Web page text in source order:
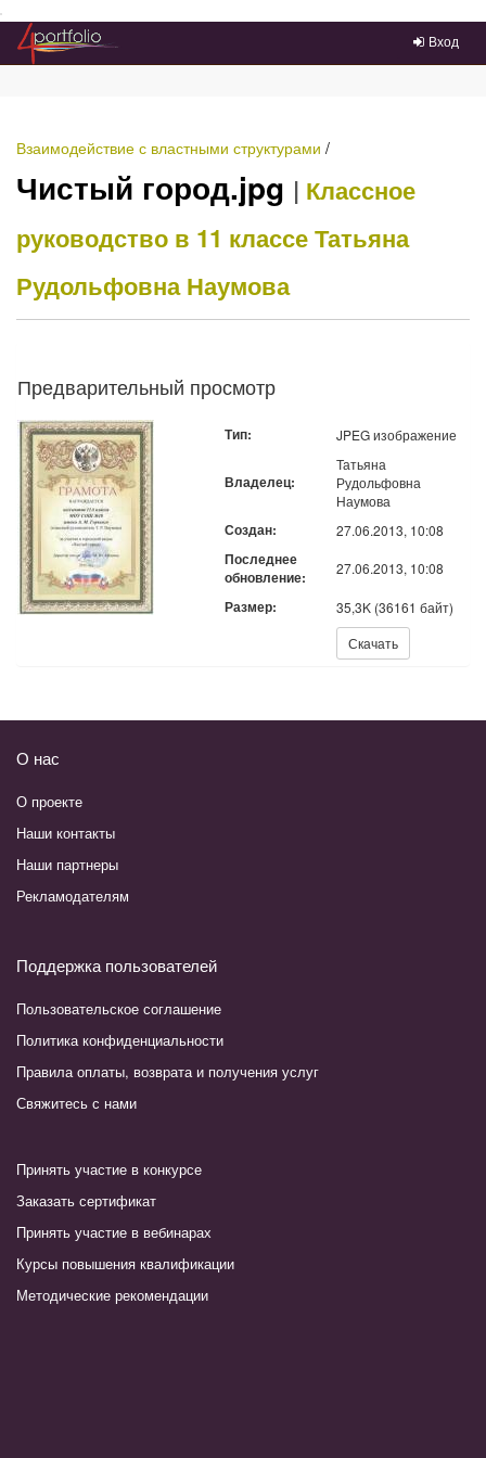
Преейти на главное меню
Вход
Взаимодействие с властными структурами /
Чистый город.jpg | Классное
руководство в 11 классеТатьяна
Рудольфовна Наумова
Предварительный просмотр
Тип: JPEG изображение
Владелец:
Татьяна
Рудольфовна
Наумова
Создан: 27.06.2013, 10:08
Последнее
обновление:
27.06.2013, 10:08
Размер: 35,3K (36161 байт)
Скачать
О нас
О проекте
Наши контакты
Наши партнеры
Рекламодателям
Поддержка пользователей
Пользовательское соглашение
Политика конфиденциальности
Правила оплаты, возврата и получения услуг
Свяжитесь с нами
Принять участие в конкурсе
Заказать сертификат
Принять участие в вебинарах
Курсы повышения квалификации
Методические рекомендации